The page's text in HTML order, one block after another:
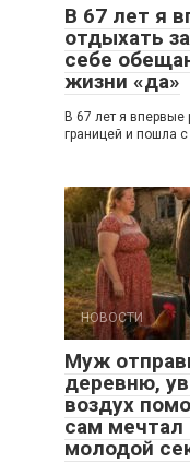
В 67 лет я
отдыхать
себе
жизни «да»
В 67 лет я впервые
границей и пошла с
НОВОСТИ
Муж
деревню,
воздух
сам мечтал
молодой